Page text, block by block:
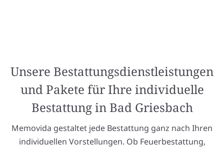
Unsere Bestattungsdienstleistungen
und Pakete für Ihre individuelle
Bestattung in Bad Griesbach
Memovida gestaltet jede Bestattung ganz nach Ihren
individuellen Vorstellungen. Ob Feuerbestattung,